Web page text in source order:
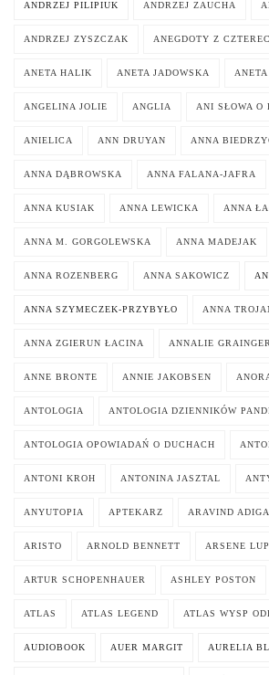
ANDRZEJ PILIPIUK ANDRZEJ ZAUCHA
ANDRZEJ ZYSZCZAK ANEGDOTY Z
ANETA HALIK ANETA JADOWSKA
ANGELINA JOLIE ANGLIA ANI SŁOWA O
ANIELICA ANN DRUYAN ANNA
ANNA DĄBROWSKA ANNA FALANA-JAFRA
ANNA KUSIAK ANNA LEWICKA ANNA
ANNA M. GORGOLEWSKA ANNA MADEJAK
ANNA ROZENBERG ANNA SAKOWICZ
ANNA SZYMECZEK-PRZYBYŁO ANNA
ANNA ZGIERUN ŁACINA ANNALIE GRAINGER
ANNE BRONTE ANNIE JAKOBSEN
ANTOLOGIA ANTOLOGIA DZIENNIKÓW
ANTOLOGIA OPOWIADAŃ O DUCHACH
ANTONI KROH ANTONINA JASZTAL
ANYUTOPIA APTEKARZ ARAVIND ADIGA
ARISTO ARNOLD BENNETT ARSENE
ARTUR SCHOPENHAUER ASHLEY POSTON
ATLAS ATLAS LEGEND ATLAS WYSP
AUDIOBOOK AUER MARGIT AURELIA